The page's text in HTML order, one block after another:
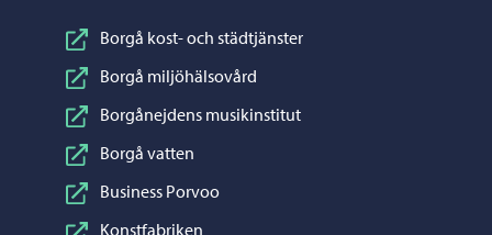
Borgå kost- och städtjänster
Borgå miljöhälsovård
Borgånejdens musikinstitut
Borgå vatten
Business Porvoo
Konstfabriken